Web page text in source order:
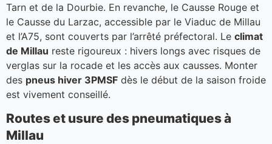
Tarn et de la Dourbie. En revanche, le Causse Rouge et
le Causse du Larzac, accessible par le Viaduc de Millau
et l’A75, sont couverts par l’arrêté préfectoral. Le climat
de Millau reste rigoureux : hivers longs avec risques de
verglas sur la rocade et les accès aux causses. Monter
des pneus hiver 3PMSF dès le début de la saison froide
est vivement conseillé.
Routes et usure des pneumatiques à
Millau